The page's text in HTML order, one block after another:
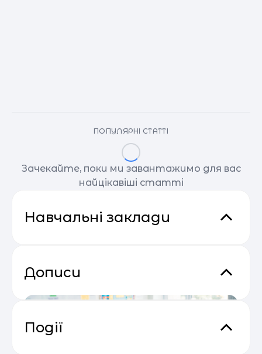
ПОПУЛЯРНІ СТАТТІ
Зачекайте, поки ми завантажимо для вас
найцікавіші статті
Навчальні заклади
Дописи
Події